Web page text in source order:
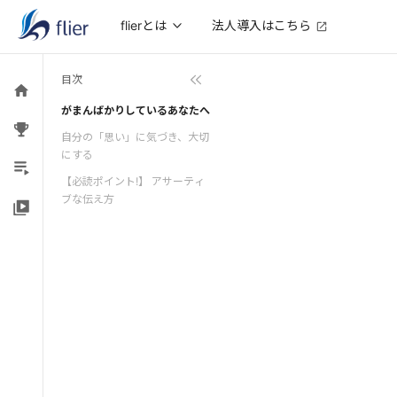
flierとは 法人導入はこちら
目次
がまんばかりしているあなたへ
自分の「思い」に気づき、大切
にする
【必読ポイント!】 アサーティ
ブな伝え方